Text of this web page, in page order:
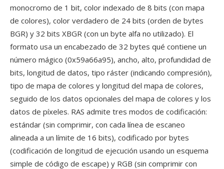
monocromo de 1 bit, color indexado de 8 bits (con mapa
de colores), color verdadero de 24 bits (orden de bytes
BGR) y 32 bits XBGR (con un byte alfa no utilizado). El
formato usa un encabezado de 32 bytes qué contiene un
número mágico (0x59a66a95), ancho, alto, profundidad de
bits, longitud de datos, tipo ráster (indicando compresión),
tipo de mapa de colores y longitud del mapa de colores,
seguido de los datos opcionales del mapa de colores y los
datos de píxeles. RAS admite tres modos de codificación:
estándar (sin comprimir, con cada línea de escaneo
alineada a un límite de 16 bits), codificado por bytes
(codificación de longitud de ejecución usando un esquema
simple de código de escape) y RGB (sin comprimir con